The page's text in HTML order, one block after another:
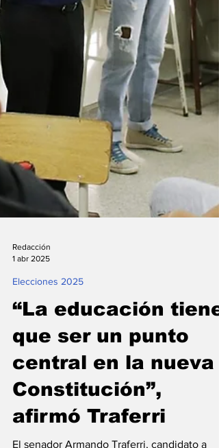
Redacción
Elecciones 2025
“La educación tiene
que ser un punto
central en la nueva